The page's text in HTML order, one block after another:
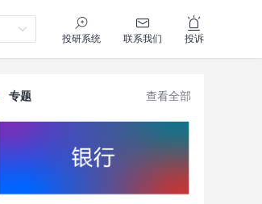
投研系统 联系我们 投诉
专题 查看全部